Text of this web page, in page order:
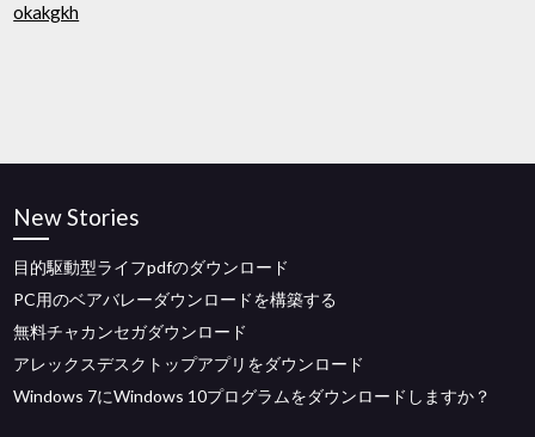
okakgkh
New Stories
目的駆動型ライフpdfのダウンロード
PC用のベアバレーダウンロードを構築する
無料チャカンセガダウンロード
アレックスデスクトップアプリをダウンロード
Windows 7にWindows 10プログラムをダウンロードしますか？